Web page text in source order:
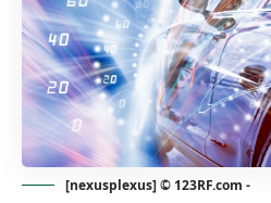
[nexusplexus] © 123RF.com -